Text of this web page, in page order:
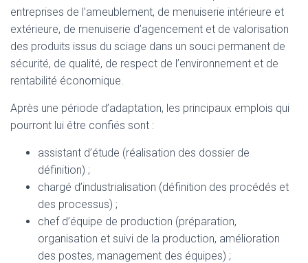
entreprises de l’ameublement, de menuiserie intérieure et
extérieure, de menuiserie d’agencement et de valorisation
des produits issus du sciage dans un souci permanent de
sécurité, de qualité, de respect de l’environnement et de
rentabilité économique.
Après une période d’adaptation, les principaux emplois qui
pourront lui être confiés sont :
assistant d’étude (réalisation des dossier de
définition) ;
chargé d’industrialisation (définition des procédés et
des processus) ;
chef d’équipe de production (préparation,
organisation et suivi de la production, amélioration
des postes, management des équipes) ;